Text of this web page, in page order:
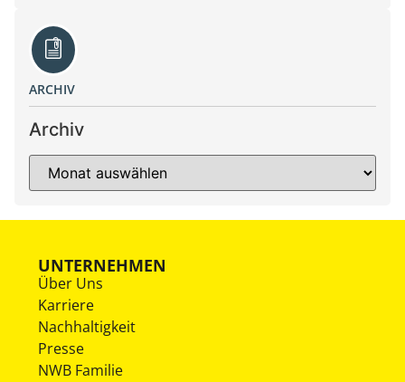
ARCHIV
Archiv
UNTERNEHMEN
Über Uns
Karriere
Nachhaltigkeit
Presse
NWB Familie